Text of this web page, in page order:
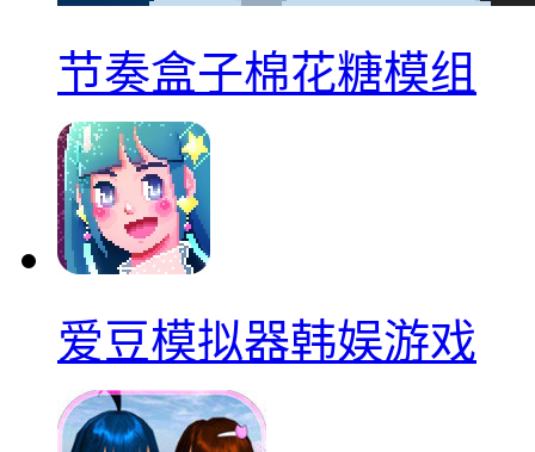
节奏盒子棉花糖模组
爱豆模拟器韩娱游戏